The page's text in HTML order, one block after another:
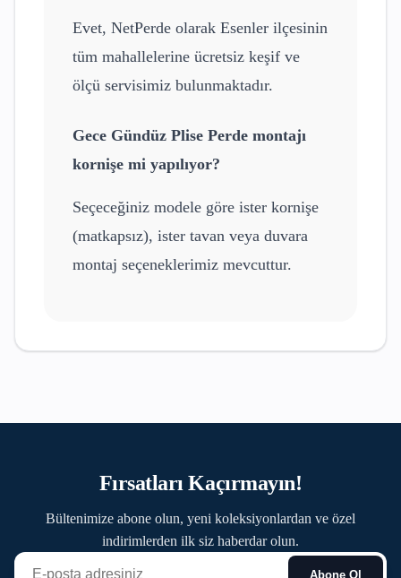
Evet, NetPerde olarak Esenler ilçesinin
tüm mahallelerine ücretsiz keşif ve
ölçü servisimiz bulunmaktadır.
Gece Gündüz Plise Perde montajı
kornişe mi yapılıyor?
Seçeceğiniz modele göre ister kornişe
(matkapsız), ister tavan veya duvara
montaj seçeneklerimiz mevcuttur.
Fırsatları Kaçırmayın!
Bültenimize abone olun, yeni koleksiyonlardan ve özel
indirimlerden ilk siz haberdar olun.
Abone Ol